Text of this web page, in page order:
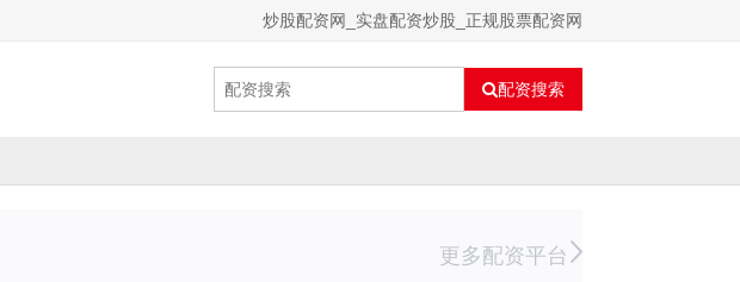
炒股配资网_实盘配资炒股_正规股票配资网
配资搜索
更多配资平台